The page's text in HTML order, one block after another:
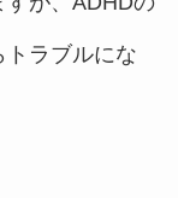
ラブルにな